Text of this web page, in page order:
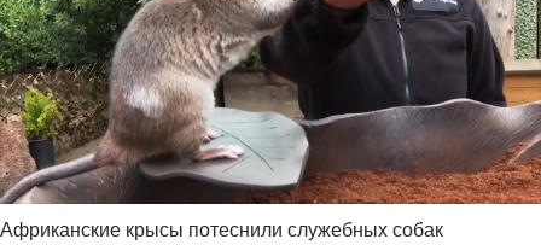
Африканские крысы потеснили служебных собак